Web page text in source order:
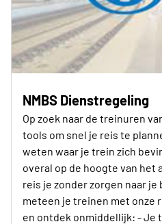
NMBS Dienstregeling
Op zoek naar de treinuren
tools om snel je reis te
weten waar je trein zich
overal op de hoogte van
reis je zonder zorgen naar
meteen je treinen met onze
en ontdek onmiddellijk: - Je